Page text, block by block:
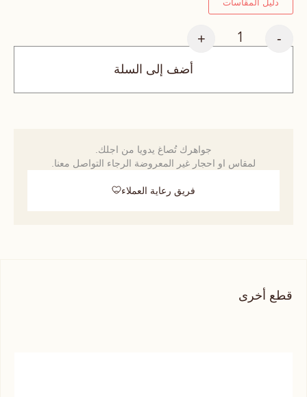
دليل المقاسات
-
+
أضف إلى السلة
جواهرك تُصاغ يدويا من اجلك.
لمقاس او احجار غير المعروضة الرجاء التواصل معنا.
فريق رعاية العملاء
قطع أخرى